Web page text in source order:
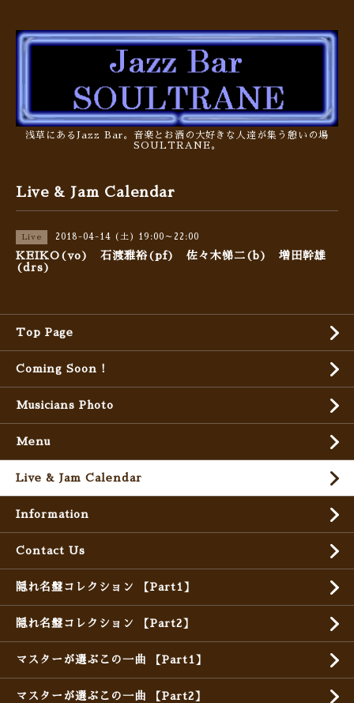
浅草にあるJazz Bar。音楽とお酒の大好きな人達が集う憩いの場
SOULTRANE。
Live & Jam Calendar
Live 2018-04-14 (土) 19:00～22:00
KEIKO(vo) 石渡雅裕(pf) 佐々木悌二(b) 増田幹雄
(drs)
Top Page
Coming Soon !
Musicians Photo
Menu
Live & Jam Calendar
Information
Contact Us
隠れ名盤コレクション 【Part1】
隠れ名盤コレクション 【Part2】
マスターが選ぶこの一曲 【Part1】
マスターが選ぶこの一曲 【Part2】